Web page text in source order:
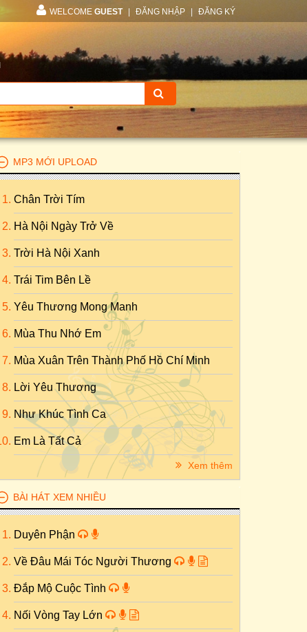
WELCOME GUEST ĐĂNG NHẬP ĐĂNG KÝ
MP3 MỚI UPLOAD
Chân Trời Tím
Hà Nội Ngày Trở Về
Trời Hà Nội Xanh
Trái Tim Bên Lề
Yêu Thương Mong Manh
Mùa Thu Nhớ Em
Mùa Xuân Trên Thành Phố Hồ Chí Minh
Lời Yêu Thương
Như Khúc Tình Ca
Em Là Tất Cả
Xem thêm
BÀI HÁT XEM NHIỀU
Duyên Phận
Về Đâu Mái Tóc Người Thương
Đắp Mộ Cuộc Tình
Nối Vòng Tay Lớn